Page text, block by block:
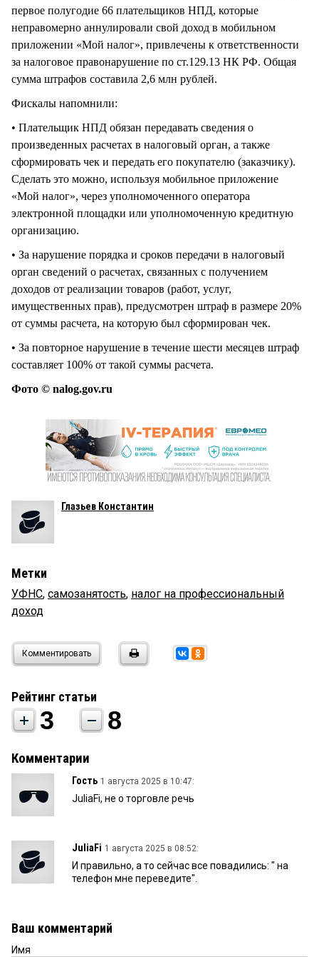
первое полугодие 66 плательщиков НПД, которые
неправомерно аннулировали свой доход в мобильном
приложении «Мой налог», привлечены к ответственности
за налоговое правонарушение по ст.129.13 НК РФ. Общая
сумма штрафов составила 2,6 млн рублей.
Фискалы напомнили:
• Плательщик НПД обязан передавать сведения о
произведенных расчетах в налоговый орган, а также
сформировать чек и передать его покупателю (заказчику).
Сделать это можно, используя мобильное приложение
«Мой налог», через уполномоченного оператора
электронной площадки или уполномоченную кредитную
организацию.
• За нарушение порядка и сроков передачи в налоговый
орган сведений о расчетах, связанных с получением
доходов от реализации товаров (работ, услуг,
имущественных прав), предусмотрен штраф в размере 20%
от суммы расчета, на которую был сформирован чек.
• За повторное нарушение в течение шести месяцев штраф
составляет 100% от такой суммы расчета.
Фото © nalog.gov.ru
Глазьев Константин
Метки
УФНС, самозанятость, налог на профессиональный
доход
Комментировать
Рейтинг статьи
3 8
Комментарии
Гость 1 августа 2025 в 10:47:
JuliaFi, не о торговле речь
JuliaFi 1 августа 2025 в 08:52:
И правильно, а то сейчас все повадились: " на
телефон мне переведите".
Ваш комментарий
Имя